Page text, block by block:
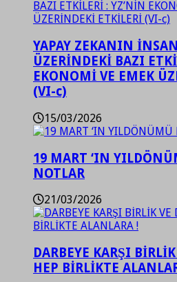
YAPAY ZEKANIN
ÜZERİNDEKİ BAZI
EKONOMİ VE EMEK
(VI-c)
15/03/2026
19 MART ‘IN
NOTLAR
21/03/2026
DARBEYE KARŞI
HEP BİRLİKTE